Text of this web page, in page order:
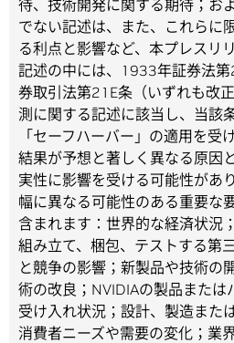
待、技術開発に関する期待；お
でない記述は、また、これらに
る利点と影響など、本プレスリ
記述の中には、1933年証券法
券取引法第21E条（いずれも改
測に関する記述に該当し、当該
「セーフハーバー」の適用を受
結果が予想と著しく異なる原因
実性に影響を受ける可能性があ
幅に異なる可能性のある重要な
含まれます：世界的な経済状況
組み立て、梱包、テストする第
と競争の影響；新製品や技術の
術の改良；NVIDIAの製品または
受け入れ状況；設計、製造また
消費者ニーズや需要の変化；業